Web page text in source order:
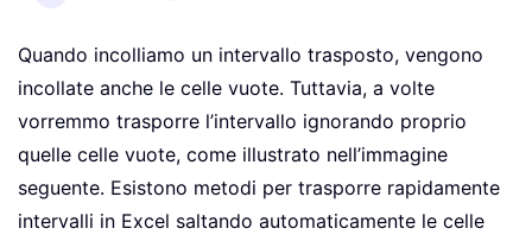
Quando incolliamo un intervallo trasposto, vengono
incollate anche le celle vuote. Tuttavia, a volte
vorremmo trasporre l’intervallo ignorando proprio
quelle celle vuote, come illustrato nell’immagine
seguente. Esistono metodi per trasporre rapidamente
intervalli in Excel saltando automaticamente le celle